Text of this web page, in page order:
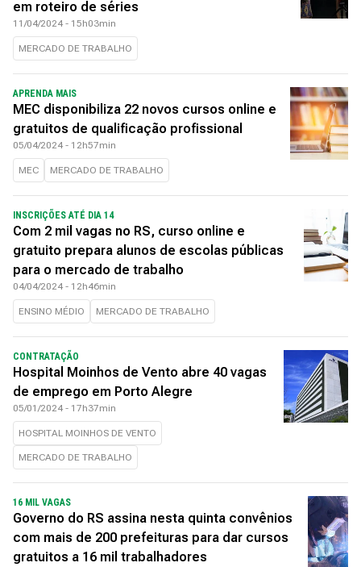
em roteiro de séries
11/04/2024 - 15h03min
MERCADO DE TRABALHO
APRENDA MAIS
MEC disponibiliza 22 novos cursos online e
gratuitos de qualificação profissional
05/04/2024 - 12h57min
MEC MERCADO DE TRABALHO
INSCRIÇÕES ATÉ DIA 14
Com 2 mil vagas no RS, curso online e
gratuito prepara alunos de escolas públicas
para o mercado de trabalho
04/04/2024 - 12h46min
ENSINO MÉDIO MERCADO DE TRABALHO
CONTRATAÇÃO
Hospital Moinhos de Vento abre 40 vagas
de emprego em Porto Alegre
05/01/2024 - 17h37min
HOSPITAL MOINHOS DE VENTO
MERCADO DE TRABALHO
16 MIL VAGAS
Governo do RS assina nesta quinta convênios
com mais de 200 prefeituras para dar cursos
gratuitos a 16 mil trabalhadores